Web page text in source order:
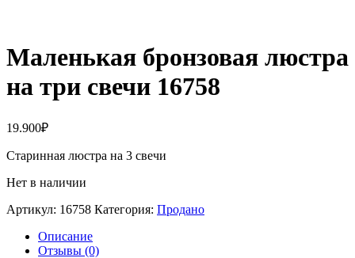
Маленькая бронзовая люстра
на три свечи 16758
19.900₽
Старинная люстра на 3 свечи
Нет в наличии
Артикул: 16758 Категория: Продано
Описание
Отзывы (0)